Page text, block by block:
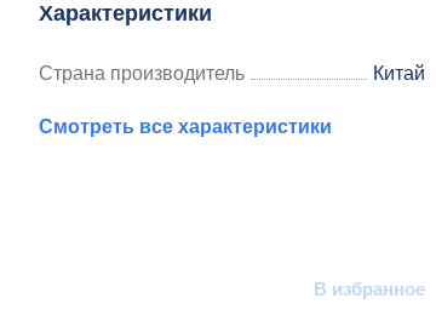
Характеристики
Страна производитель Китай
Смотреть все характеристики
В избранное